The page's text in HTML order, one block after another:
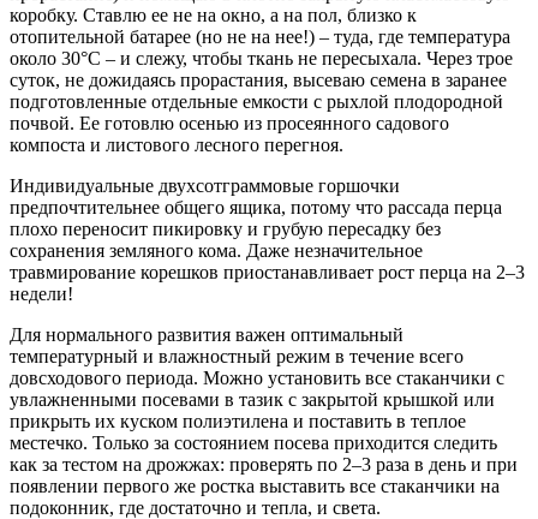
коробку. Ставлю ее не на окно, а на пол, близко к
отопительной батарее (но не на нее!) – туда, где температура
около 30°С – и слежу, чтобы ткань не пересыхала. Через трое
суток, не дожидаясь прорастания, высеваю семена в заранее
подготовленные отдельные емкости с рыхлой плодородной
почвой. Ее готовлю осенью из просеянного садового
компоста и листового лесного перегноя.
Индивидуальные двухсотграммовые горшочки
предпочтительнее общего ящика, потому что рассада перца
плохо переносит пикировку и грубую пересадку без
сохранения земляного кома. Даже незначительное
травмирование корешков приостанавливает рост перца на 2–3
недели!
Для нормального развития важен оптимальный
температурный и влажностный режим в течение всего
довсходового периода. Можно установить все стаканчики с
увлажненными посевами в тазик с закрытой крышкой или
прикрыть их куском полиэтилена и поставить в теплое
местечко. Только за состоянием посева приходится следить
как за тестом на дрожжах: проверять по 2–3 раза в день и при
появлении первого же ростка выставить все стаканчики на
подоконник, где достаточно и тепла, и света.